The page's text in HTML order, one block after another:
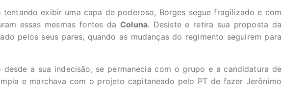
tentando exibir uma capa de poderoso, Borges segue fragilizado e com
essas mesmas fontes da Coluna. Desiste e retira sua proposta da
pelos seus pares, quando as mudanças do regimento seguirem para
desde a sua indecisão, se permanecia com o grupo e a candidatura de
e marchava com o projeto capitaneado pelo PT de fazer Jerônimo